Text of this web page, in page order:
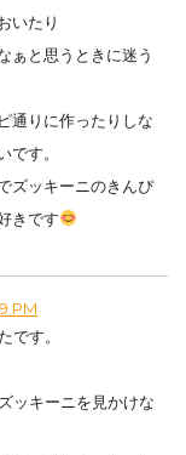
いたり
ぁと思うときに迷う
通りに作ったりしな
です。
ズッキーニのきんぴ
きです
PM
です。
ッキーニを見かけな